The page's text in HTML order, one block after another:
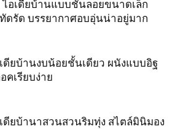
ไอเดียบ้านแบบชั้นลอยขนาดเล็ก
ดรัด บรรยากาศอบอุ่นน่าอยู่มาก
ดียบ้านงบน้อยชั้นเดียว ผนังแบบอิฐ
คเรียบง่าย
ดียบ้านาสวนสวนริมทุ่ง สไตล์มินิมอง